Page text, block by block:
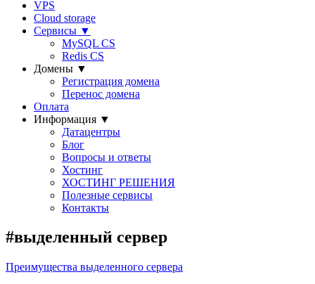
VPS
Cloud storage
Сервисы ▼
MySQL CS
Redis CS
Домены ▼
Регистрация домена
Перенос домена
Оплата
Информация ▼
Датацентры
Блог
Вопросы и ответы
Хостинг
ХОСТИНГ РЕШЕНИЯ
Полезные сервисы
Контакты
#выделенный сервер
Преимущества выделенного сервера